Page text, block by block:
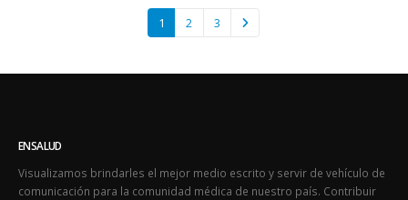
1 2 3
ENSALUD
Visualizamos brindarles el mejor medio escrito y servir de vehículo de
comunicación para la comunidad médica de nuestro país. Contribuir